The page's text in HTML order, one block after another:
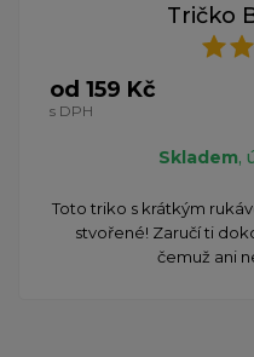
Tričko
od 159 Kč
s DPH
Skladem,
​Toto triko s krátkým
stvořené! Zaručí ti
čemuž ani